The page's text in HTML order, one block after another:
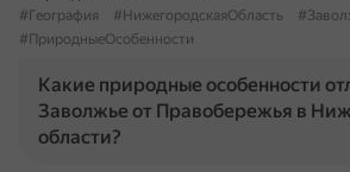
#География
#НижегородскаяОбласть
#ПриродныеОсобенности
Какие природные особенности
Заволжье от Правобережья в
области?